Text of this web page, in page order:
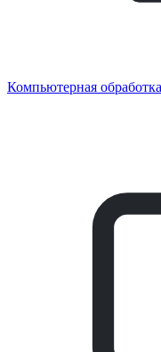
Компьютерная